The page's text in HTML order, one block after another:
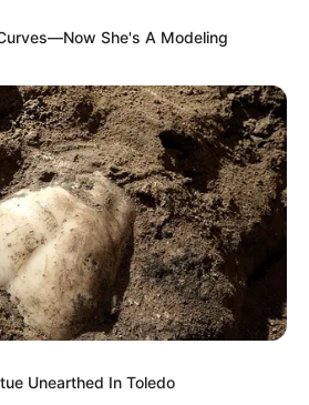
und Tourist Information
hierbuchen
She's A Modeling
Unearthed In Toledo